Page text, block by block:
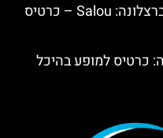
פארק המים PortAventura בברצלונה: Salou – כרטיס
כרטיס למופע בהיכל